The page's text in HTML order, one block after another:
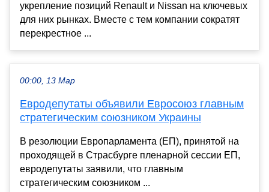
укрепление позиций Renault и Nissan на ключевых
для них рынках. Вместе с тем компании сократят
перекрестное ...
00:00, 13 Мар
Евродепутаты объявили Евросоюз главным
стратегическим союзником Украины
В резолюции Европарламента (ЕП), принятой на
проходящей в Страсбурге пленарной сессии ЕП,
евродепутаты заявили, что главным
стратегическим союзником ...